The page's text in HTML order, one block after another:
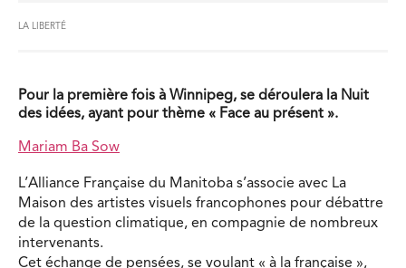
LA LIBERTÉ
Pour la première fois à Winnipeg, se déroulera la Nuit
des idées, ayant pour thème « Face au présent ».
Mariam Ba Sow
L’Alliance Française du Manitoba s’associe avec La
Maison des artistes visuels francophones pour débattre
de la question climatique, en compagnie de nombreux
intervenants.
Cet échange de pensées, se voulant « à la française »,